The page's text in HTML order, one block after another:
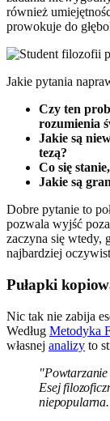
również
prowokuje do
Jakie pytania
Czy ten
rozumienia
Jakie są
tezą?
Co się
Jakie są
Dobre pytanie to
pozwala wyjść
zaczyna się wtedy,
najbardziej
Pułapki
Nic tak nie zabija
Według Metodyka
własnej analizy to
Esej